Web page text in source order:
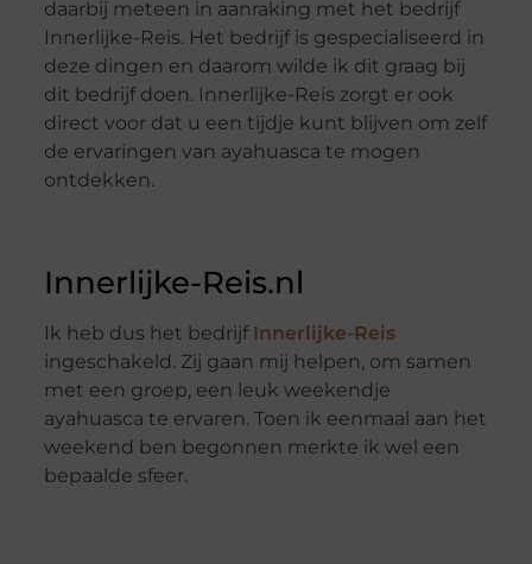
daarbij meteen in aanraking met het bedrijf
Innerlijke-Reis. Het bedrijf is gespecialiseerd in
deze dingen en daarom wilde ik dit graag bij
dit bedrijf doen. Innerlijke-Reis zorgt er ook
direct voor dat u een tijdje kunt blijven om zelf
de ervaringen van ayahuasca te mogen
ontdekken.
Innerlijke-Reis.nl
Ik heb dus het bedrijfInnerlijke-Reis
ingeschakeld. Zij gaan mij helpen, om samen
met een groep, een leuk weekendje
ayahuasca te ervaren. Toen ik eenmaal aan het
weekend ben begonnen merkte ik wel een
bepaalde sfeer.